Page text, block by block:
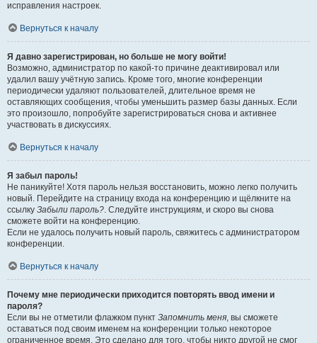
исправления настроек.
Вернуться к началу
Я давно зарегистрирован, но больше не могу войти!
Возможно, администратор по какой-то причине деактивировал или
удалил вашу учётную запись. Кроме того, многие конференции
периодически удаляют пользователей, длительное время не
оставляющих сообщения, чтобы уменьшить размер базы данных. Если
это произошло, попробуйте зарегистрироваться снова и активнее
участвовать в дискуссиях.
Вернуться к началу
Я забыл пароль!
Не паникуйте! Хотя пароль нельзя восстановить, можно легко получить
новый. Перейдите на страницу входа на конференцию и щёлкните на
ссылку Забыли пароль?. Следуйте инструкциям, и скоро вы снова
сможете войти на конференцию.
Если не удалось получить новый пароль, свяжитесь с администратором
конференции.
Вернуться к началу
Почему мне периодически приходится повторять ввод имени и
пароля?
Если вы не отметили флажком пункт Запомнить меня, вы сможете
оставаться под своим именем на конференции только некоторое
ограниченное время. Это сделано для того, чтобы никто другой не смог